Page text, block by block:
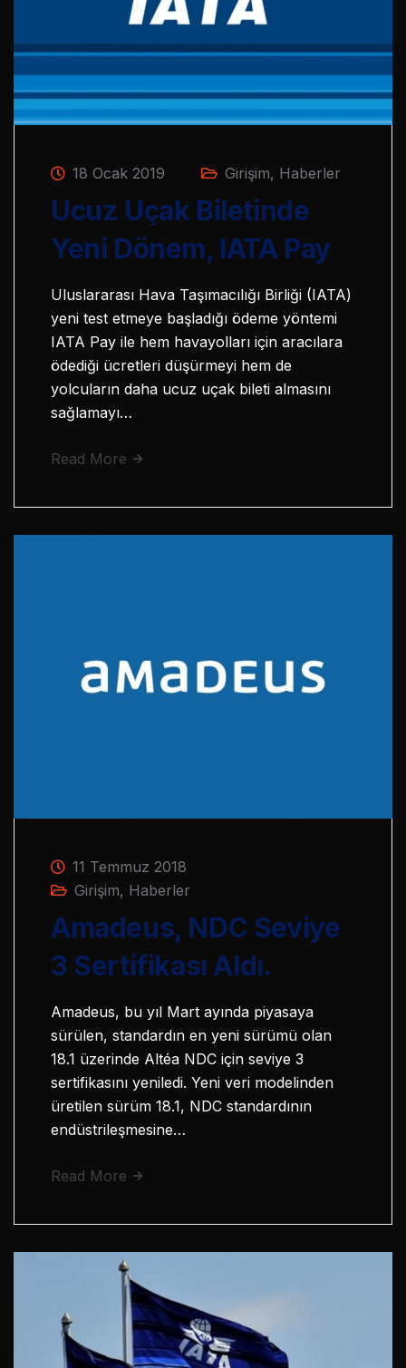
18 Ocak 2019 Girişim, Haberler
Ucuz Uçak Biletinde
Yeni Dönem, IATA Pay
Uluslararası Hava Taşımacılığı Birliği (IATA)
yeni test etmeye başladığı ödeme yöntemi
IATA Pay ile hem havayolları için aracılara
ödediği ücretleri düşürmeyi hem de
yolcuların daha ucuz uçak bileti almasını
sağlamayı…
Read More
11 Temmuz 2018
Girişim, Haberler
Amadeus, NDC Seviye
3 Sertifikası Aldı.
Amadeus, bu yıl Mart ayında piyasaya
sürülen, standardın en yeni sürümü olan
18.1 üzerinde Altéa NDC için seviye 3
sertifikasını yeniledi. Yeni veri modelinden
üretilen sürüm 18.1, NDC standardının
endüstrileşmesine…
Read More